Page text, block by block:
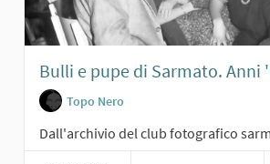
Bulli e pupe di Sarmato. Anni
Topo Nero
Dall'archivio del club fotografico